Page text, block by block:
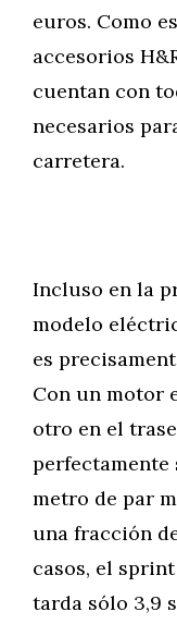
euros. Como
accesorios
cuentan con
necesarios
carretera.
Incluso en la
modelo
es
Con un motor
otro en el
perfectamente
metro de par
una fracción
casos, el
tarda sólo 3,9